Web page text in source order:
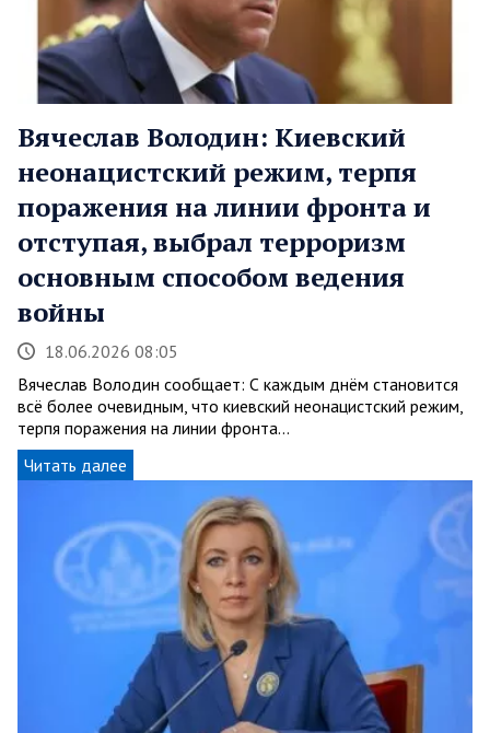
Вячеслав Володин: Киевский
неонацистский режим, терпя
поражения на линии фронта и
отступая, выбрал терроризм
основным способом ведения
войны
18.06.2026 08:05
Вячеслав Володин сообщает: С каждым днём становится
всё более очевидным, что киевский неонацистский режим,
терпя поражения на линии фронта…
Читать далее